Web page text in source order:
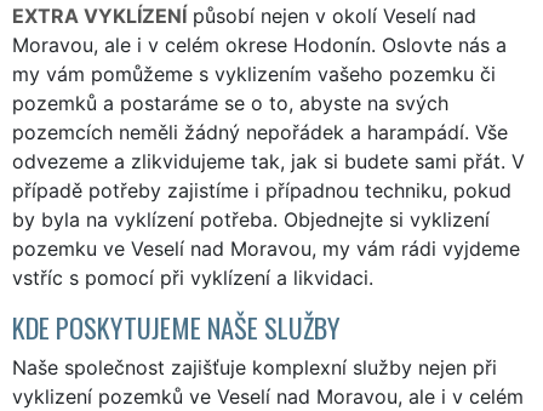
EXTRA VYKLÍZENÍ působí nejen v okolí Veselí nad
Moravou, ale i v celém okrese Hodonín. Oslovte nás a
my vám pomůžeme s vyklizením vašeho pozemku či
pozemků a postaráme se o to, abyste na svých
pozemcích neměli žádný nepořádek a harampádí. Vše
odvezeme a zlikvidujeme tak, jak si budete sami přát. V
případě potřeby zajistíme i případnou techniku, pokud
by byla na vyklízení potřeba. Objednejte si vyklizení
pozemku ve Veselí nad Moravou, my vám rádi vyjdeme
vstříc s pomocí při vyklízení a likvidaci.
KDE POSKYTUJEME NAŠE SLUŽBY
Naše společnost zajišťuje komplexní služby nejen při
vyklizení pozemků ve Veselí nad Moravou, ale i v celém